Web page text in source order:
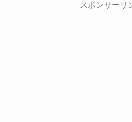
スポンサーリ